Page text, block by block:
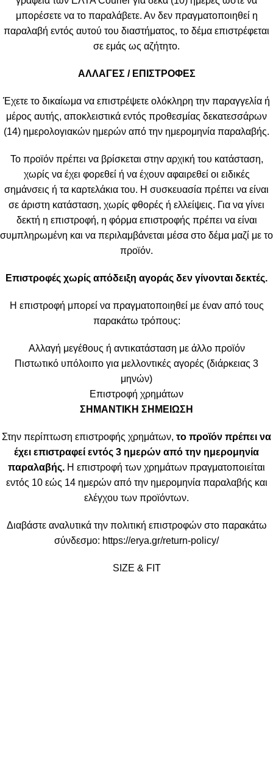
μπορέσετε να το παραλάβετε. Αν δεν πραγματοποιηθεί η
παραλαβή εντός αυτού του διαστήματος, το δέμα επιστρέφεται
σε εμάς ως αζήτητο.
ΑΛΛΑΓΕΣ / ΕΠΙΣΤΡΟΦΕΣ
Έχετε το δικαίωμα να επιστρέψετε ολόκληρη την παραγγελία ή
μέρος αυτής, αποκλειστικά εντός προθεσμίας δεκατεσσάρων
(14) ημερολογιακών ημερών από την ημερομηνία παραλαβής.
Το προϊόν πρέπει να βρίσκεται στην αρχική του κατάσταση,
χωρίς να έχει φορεθεί ή να έχουν αφαιρεθεί οι ειδικές
σημάνσεις ή τα καρτελάκια του. Η συσκευασία πρέπει να είναι
σε άριστη κατάσταση, χωρίς φθορές ή ελλείψεις. Για να γίνει
δεκτή η επιστροφή, η φόρμα επιστροφής πρέπει να είναι
συμπληρωμένη και να περιλαμβάνεται μέσα στο δέμα μαζί με το
προϊόν.
Επιστροφές χωρίς απόδειξη αγοράς δεν γίνονται δεκτές.
Η επιστροφή μπορεί να πραγματοποιηθεί με έναν από τους
παρακάτω τρόπους:
Αλλαγή μεγέθους ή αντικατάσταση με άλλο προϊόν
Πιστωτικό υπόλοιπο για μελλοντικές αγορές (διάρκειας 3
μηνών)
Επιστροφή χρημάτων
ΣΗΜΑΝΤΙΚΗ ΣΗΜΕΙΩΣΗ
Στην περίπτωση επιστροφής χρημάτων, το προϊόν πρέπει να
έχει επιστραφεί εντός 3 ημερών από την ημερομηνία
παραλαβής. Η επιστροφή των χρημάτων πραγματοποιείται
εντός 10 εώς 14 ημερών από την ημερομηνία παραλαβής και
ελέγχου των προϊόντων.
Διαβάστε αναλυτικά την πολιτική επιστροφών στο παρακάτω
σύνδεσμο: https://erya.gr/return-policy/
SIZE & FIT